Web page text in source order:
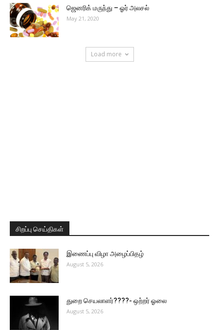
ஜெனரிக் மருந்து – ஓர் அலசல்
May 21, 2020
Load more
சிறப்பு செய்திகள்
இணைப்பு விழா அழைப்பிதழ்
August 5, 2026
துறை செயலாளர்????- ஒற்றர் ஓலை
August 5, 2026